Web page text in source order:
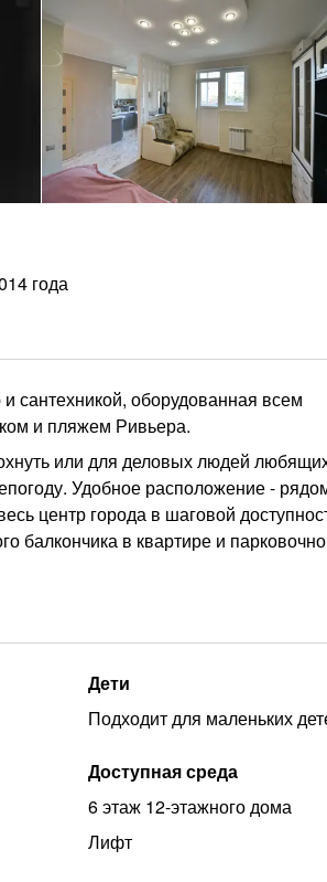
года
сантехникой, оборудованная всем
и пляжем Ривьера.
или для деловых людей
Удобное расположение -
центр города в шаговой
балкончика в квартире и
Дети
Подходит для маленьких
Доступная среда
6 этаж 12-этажного дома
Лифт